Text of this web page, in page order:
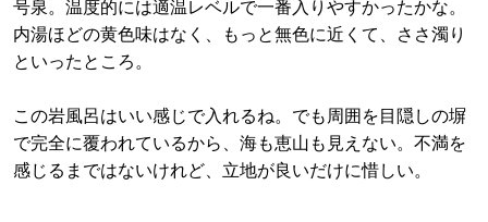
号泉。温度的には適温レベルで一番入りやすかったかな。
内湯ほどの黄色味はなく、もっと無色に近くて、ささ濁り
といったところ。
この岩風呂はいい感じで入れるね。でも周囲を目隠しの塀
で完全に覆われているから、海も恵山も見えない。不満を
感じるまではないけれど、立地が良いだけに惜しい。